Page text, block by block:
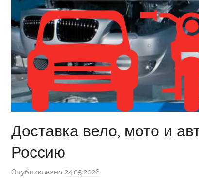
Доставка вело, мото и
Россию
Опубликовано 24.05.2026а